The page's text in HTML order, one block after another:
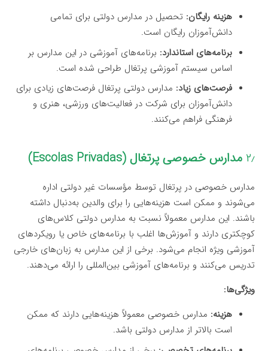
هزینه رایگان: تحصیل در مدارس دولتی برای تمامی
دانش‌آموزان رایگان است.
برنامه‌های استاندارد: برنامه‌های آموزشی در این مدارس بر
اساس سیستم آموزشی پرتغال طراحی شده است.
فرصت‌های زیاد: مدارس دولتی پرتغال فرصت‌های زیادی برای
دانش‌آموزان برای شرکت در فعالیت‌های ورزشی، هنری و
فرهنگی فراهم می‌کنند.
۲٫ مدارس خصوصی پرتغال (Escolas Privadas)
مدارس خصوصی در پرتغال توسط مؤسسات غیر دولتی اداره
می‌شوند و ممکن است هزینه‌هایی را برای والدین به‌دنبال داشته
باشند. این مدارس معمولاً نسبت به مدارس دولتی کلاس‌های
کوچکتری دارند و آموزش‌ها اغلب با برنامه‌های خاص یا رویکردهای
آموزشی ویژه انجام می‌شود. برخی از این مدارس به زبان‌های خارجی
تدریس می‌کنند و برنامه‌های آموزشی بین‌المللی را ارائه می‌دهند.
ویژگی‌ها:
هزینه: مدارس خصوصی معمولاً هزینه‌هایی دارند که ممکن
است بالاتر از مدارس دولتی باشد.